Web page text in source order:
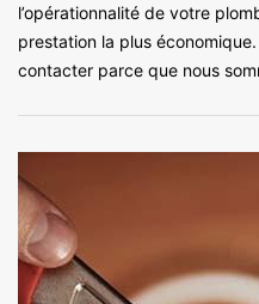
l’opérationnalité de votre
prestation la plus
contacter parce que nous